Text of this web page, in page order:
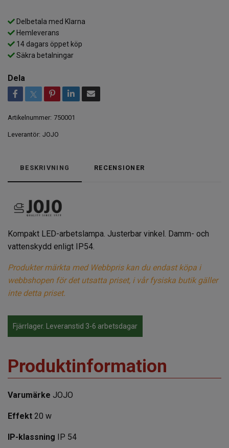
Delbetala med Klarna
Hemleverans
14 dagars öppet köp
Säkra betalningar
Dela
Artikelnummer: 750001
Leverantör: JOJO
BESKRIVNING RECENSIONER
Kompakt LED-arbetslampa. Justerbar vinkel. Damm- och
vattenskydd enligt IP54.
Produkter märkta med Webbpris kan du endast köpa i
webbshopen för det utsatta priset, i vår fysiska butik gäller
inte detta priset.
Fjärrlager. Leveranstid 3-6 arbetsdagar
Produktinformation
Varumärke JOJO
Effekt 20 w
IP-klassning IP 54